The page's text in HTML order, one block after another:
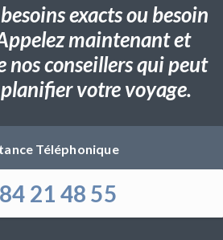
exacts ou besoin
maintenant et
nos conseillers qui peut
votre voyage.
Téléphonique
21 48 55